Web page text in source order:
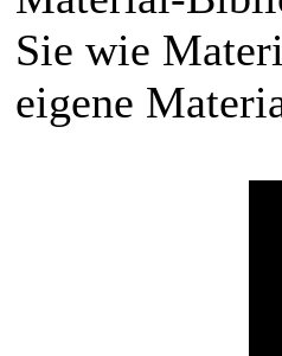
Sie wie
eigene